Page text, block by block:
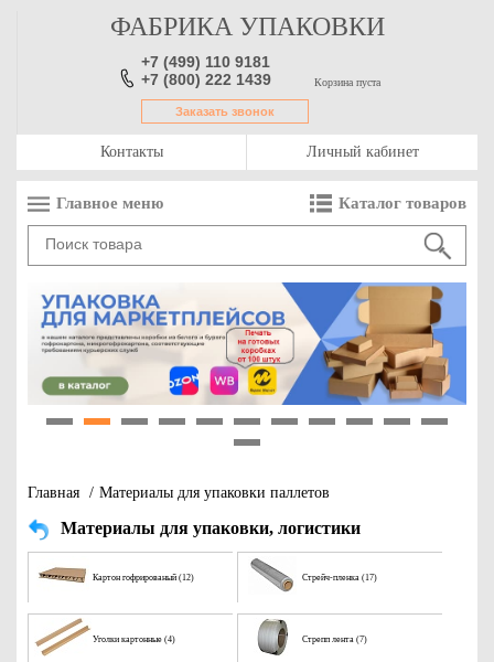
ФАБРИКА УПАКОВКИ
+7 (499) 110 9181
+7 (800) 222 1439
Заказать звонок
Корзина пуста
Контакты Личный кабинет
Главное меню Каталог товаров
Главная / Материалы для упаковки паллетов
Материалы для упаковки, логистики
Картон гофрированый (12) Стрейч-пленка (17)
Уголки картонные (4) Стрепп лента (7)